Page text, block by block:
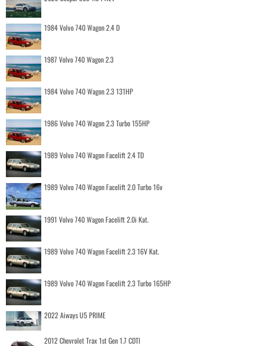
1984 Volvo 740 Wagon 2.4 D
1987 Volvo 740 Wagon 2.3
1984 Volvo 740 Wagon 2.3 131HP
1986 Volvo 740 Wagon 2.3 Turbo 155HP
1989 Volvo 740 Wagon Facelift 2.4 TD
1989 Volvo 740 Wagon Facelift 2.0 Turbo 16v
1991 Volvo 740 Wagon Facelift 2.0i Kat.
1989 Volvo 740 Wagon Facelift 2.3 16V Kat.
1989 Volvo 740 Wagon Facelift 2.3 Turbo 165HP
2022 Aiways U5 PRIME
2012 Chevrolet Trax 1st Gen 1.7 CDTI